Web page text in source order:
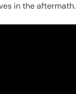
in the aftermath.